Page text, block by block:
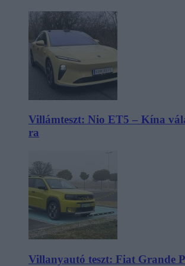
Villámteszt: Nio ET5 – Kína
ra
Villanyautó teszt: Fiat Grande